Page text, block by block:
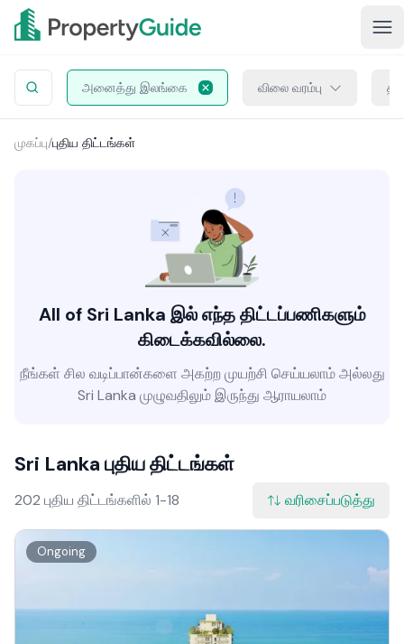
அனைத்து இலங்கை விலை வரம்பு
முகப்பு/புதிய திட்டங்கள்
All of Sri Lanka இல் எந்த திட்டப்பணிகளும்
கிடைக்கவில்லை.
நீங்கள் சில வடிப்பான்களை அகற்ற முயற்சி செய்யலாம் அல்லது
Sri Lanka முழுவதிலும் இருந்து ஆராயலாம்
Sri Lanka புதிய திட்டங்கள்
202 புதிய திட்டங்களில் 1-18 வரிசைப்படுத்து
Ongoing